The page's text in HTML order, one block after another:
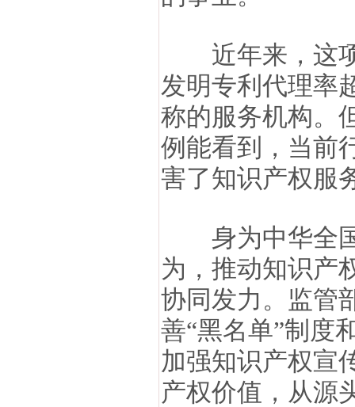
近年来，这项
发明专利代理率
称的服务机构。
例能看到，当前
害了知识产权服
身为中华全国
为，推动知识产
协同发力。监管
善“黑名单”制度
加强知识产权宣
产权价值，从源